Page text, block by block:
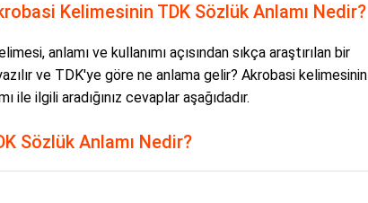
Kelimesinin TDK Sözlük Anlamı Nedir?
anlamı ve kullanımı açısından sıkça araştırılan bir
ve TDK'ye göre ne anlama gelir? Akrobasi kelimesinin
ile ilgili aradığınız cevaplar aşağıdadır.
Sözlük Anlamı Nedir?